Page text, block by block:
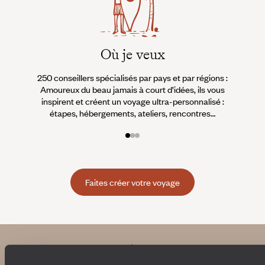
Où je veux
250 conseillers spécialisés par pays et par régions :
Amoureux du beau jamais à court d’idées, ils vous
inspirent et créent un voyage ultra-personnalisé :
étapes, hébergements, ateliers, rencontres…
Faites créer votre voyage